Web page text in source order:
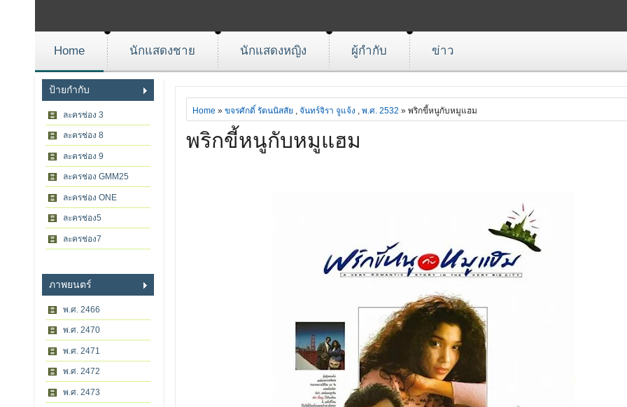
Home นักแสดงชาย นักแสดงหญิง ผู้กำกับ ข่าว
ป้ายกำกับ
ละครช่อง 3
ละครช่อง 8
ละครช่อง 9
ละครช่อง GMM25
ละครช่อง ONE
ละครช่อง5
ละครช่อง7
ภาพยนตร์
พ.ศ. 2466
พ.ศ. 2470
พ.ศ. 2471
พ.ศ. 2472
พ.ศ. 2473
Home » ขจรศักดิ์ รัตนนิสสัย , จันทร์จิรา จูแจ้ง , พ.ศ. 2532 » พริกขี้หนูกับหมูแฮม
พริกขี้หนูกับหมูแฮม